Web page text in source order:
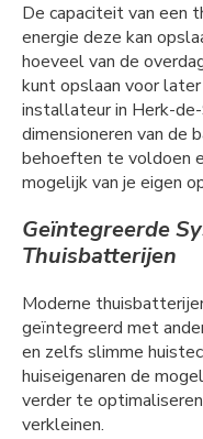
De capaciteit van een
energie deze kan
hoeveel van de
kunt opslaan voor
installateur in Herk-
dimensioneren van de
behoeften te voldoen
mogelijk van je eigen
Geïntegreerde
Thuisbatterijen
Moderne
geïntegreerd met
en zelfs slimme
huiseigenaren de
verder te
verkleinen.